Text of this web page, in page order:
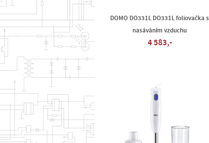
DOMO DO331L DO331L foliovačka s
nasáváním vzduchu
4 583,-